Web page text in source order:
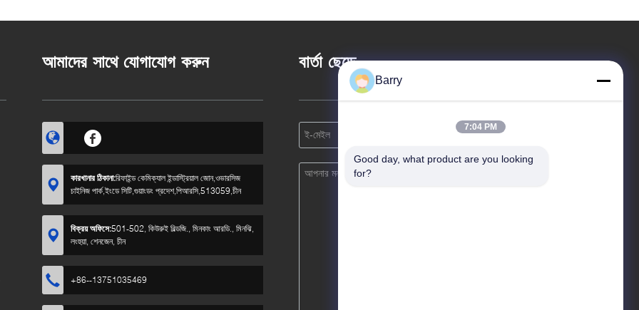
জীবাণু প্রতিরোধক ক্ষমতা
আমাদের সাথে যোগাযোগ করুন
কারখানার ঠিকানা:রিফাইন্ড কেমিক্যাল ইন্ডাস্ট্রিয়াল জোন,ওভারসিজ
চাইনিজ পার্ক,ইংডে সিটি,গুয়াংডং প্রদেশ,পিআরসি,513059,চীন
বিক্রয় অফিসে:501-502, কিউরুই বিল্ডজি., মিনকাং আরডি., মিনঝি,
লংহুয়া, শেনজেন, চীন
+86--13751035469
বার্তা ছেড়ে
Barry
7:04 PM
Good day, what product are you looking
for?